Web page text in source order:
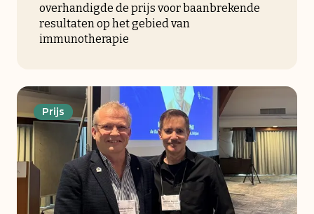
overhandigde de prijs voor baanbrekende
resultaten op het gebied van
immunotherapie
Prijs